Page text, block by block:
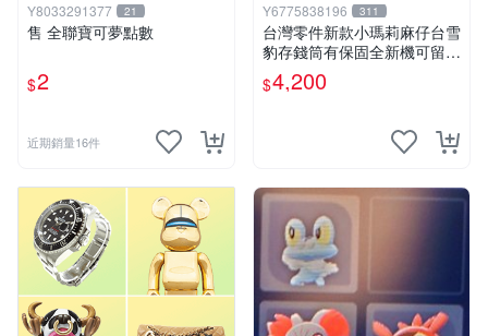
Y8033291377 21
售 全聯寶可夢點數
$2
近期銷量16件
Y6775838196 311
台灣零件新款小瑪莉麻仔台雪
豹存錢筒有保固全新機可留言
用大榮貨到付款(組裝台灣零
件 )豹中豹金象王bar生日禮
$4,200